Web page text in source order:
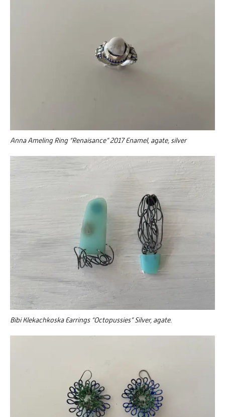
Anna Ameling Ring “Renaisance” 2017 Enamel, agate, silver
Bibi Klekachkoska Earrings “Octopussies” Silver, agate.